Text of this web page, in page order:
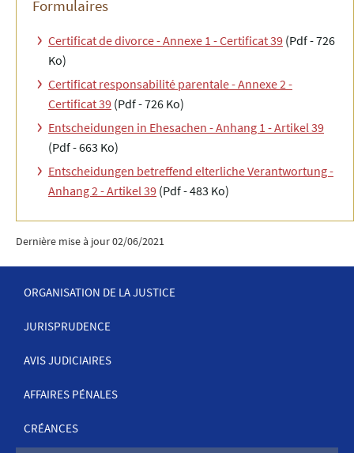
Formulaires
Certificat de divorce - Annexe 1 - Certificat 39 (Pdf - 726
Ko)
Certificat responsabilité parentale - Annexe 2 -
Certificat 39 (Pdf - 726 Ko)
Entscheidungen in Ehesachen - Anhang 1 - Artikel 39
(Pdf - 663 Ko)
Entscheidungen betreffend elterliche Verantwortung -
Anhang 2 - Artikel 39 (Pdf - 483 Ko)
Dernière mise à jour02/06/2021
MENU
DE
NAVIGATION
ORGANISATION DE LA JUSTICE
JURISPRUDENCE
AVIS JUDICIAIRES
AFFAIRES PÉNALES
CRÉANCES